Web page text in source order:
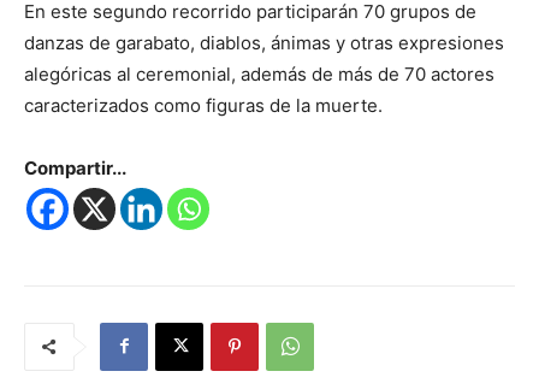
En este segundo recorrido participarán 70 grupos de
danzas de garabato, diablos, ánimas y otras expresiones
alegóricas al ceremonial, además de más de 70 actores
caracterizados como figuras de la muerte.
Compartir...